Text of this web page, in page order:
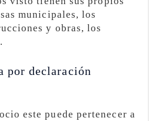
municipales, los
y obras, los
por declaración
este puede pertenecer a